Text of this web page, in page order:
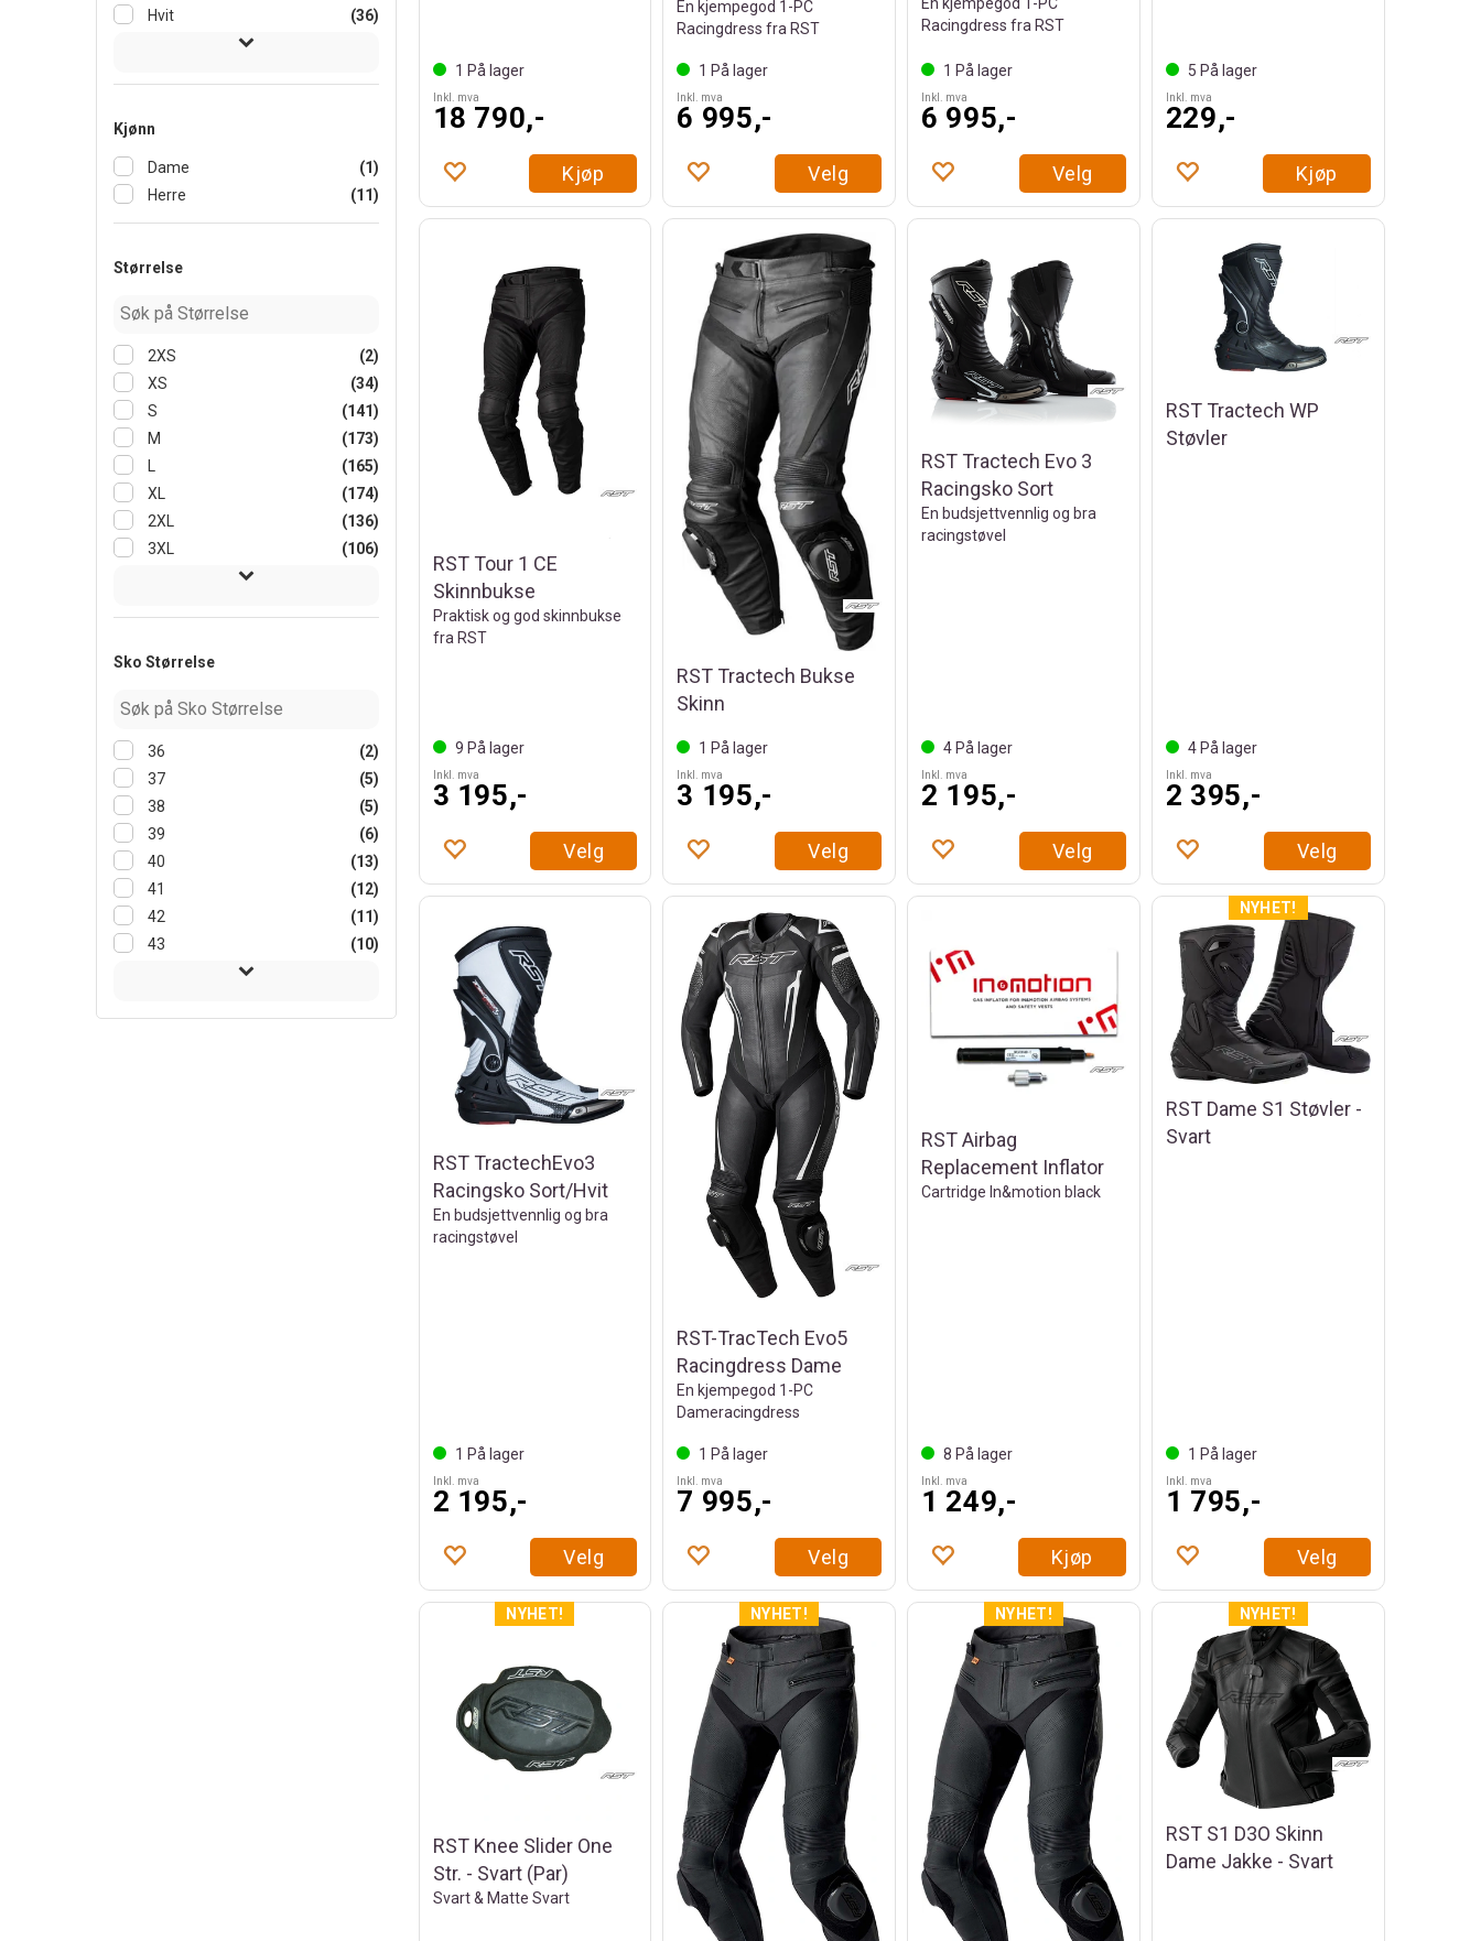
Hvit
(36)
Kjønn
Dame
(1)
Herre
(11)
Størrelse
2XS
(2)
XS
(34)
S
(141)
M
(173)
L
(165)
XL
(174)
2XL
(136)
3XL
(106)
Sko Størrelse
36
(2)
37
(5)
38
(5)
39
(6)
40
(13)
41
(12)
42
(11)
43
(10)
1 På lager
Inkl. mva
18 790,-
Kjøp
En kjempegod 1-PC
Racingdress fra RST
1 På lager
Inkl. mva
6 995,-
Velg
Racingdress fra RST
1 På lager
Inkl. mva
6 995,-
Velg
5 På lager
Inkl. mva
229,-
Kjøp
RST Tour 1 CE
Skinnbukse
Praktisk og god skinnbukse
fra RST
9 På lager
Inkl. mva
3 195,-
Velg
RST Tractech Bukse
Skinn
1 På lager
Inkl. mva
3 195,-
Velg
RST Tractech Evo 3
Racingsko Sort
En budsjettvennlig og bra
racingstøvel
4 På lager
Inkl. mva
2 195,-
Velg
RST Tractech WP
Støvler
4På lager
Inkl. mva
2 395,-
Velg
RST TractechEvo3
Racingsko Sort/Hvit
En budsjettvennlig og bra
racingstøvel
1 På lager
Inkl. mva
2 195,-
Velg
RST-TracTech Evo5
Racingdress Dame
En kjempegod 1-PC
Dameracingdress
1 På lager
Inkl. mva
7 995,-
Velg
RST Airbag
Replacement Inflator
Cartridge In&motion black
8 På lager
Inkl. mva
1 249,-
Kjøp
RST Dame S1 Støvler -
Svart
1 På lager
Inkl. mva
1 795,-
Velg
RST Knee Slider One
Str. - Svart (Par)
Svart & Matte Svart
RST S1 D3O Skinn
Dame Jakke - Svart